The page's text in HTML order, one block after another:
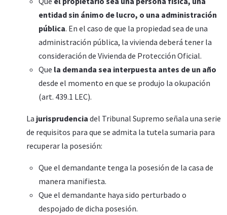
entidad sin ánimo de lucro, o una administración
pública. En el caso de que la propiedad sea de una
administración pública, la vivienda deberá tener la
consideración de Vivienda de Protección Oficial.
Que la demanda sea interpuesta antes de un año
desde el momento en que se produjo la okupación
(art. 439.1 LEC).
La jurisprudencia del Tribunal Supremo señala una serie
de requisitos para que se admita la tutela sumaria para
recuperar la posesión:
Que el demandante tenga la posesión de la casa de
manera manifiesta.
Que el demandante haya sido perturbado o
despojado de dicha posesión.